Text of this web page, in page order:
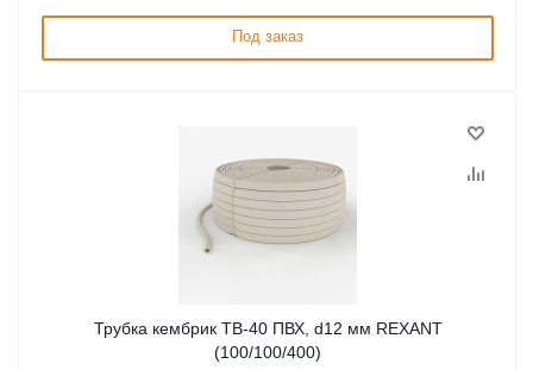
Под заказ
Трубка кембрик ТВ-40 ПВХ, d12 мм REXANT
(100/100/400)